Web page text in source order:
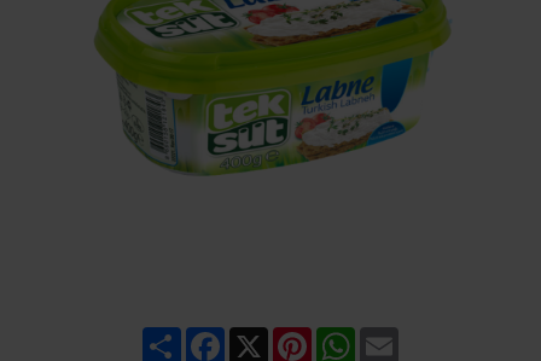
ShareFacebook
X PinterestWhatsApp